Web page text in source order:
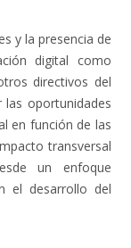
y la presencia de
digital como
directivos del
las oportunidades
en función de las
transversal
un enfoque
el desarrollo del